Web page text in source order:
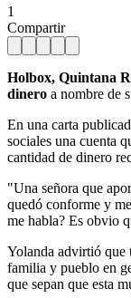
1
Compartir
Holbox, Quintana
dinero a nombre de
En una carta
sociales una cuenta
cantidad de dinero
"Una señora que
quedó conforme y
me habla? Es obvio
Yolanda advirtió que
familia y pueblo en
que sepan que esta